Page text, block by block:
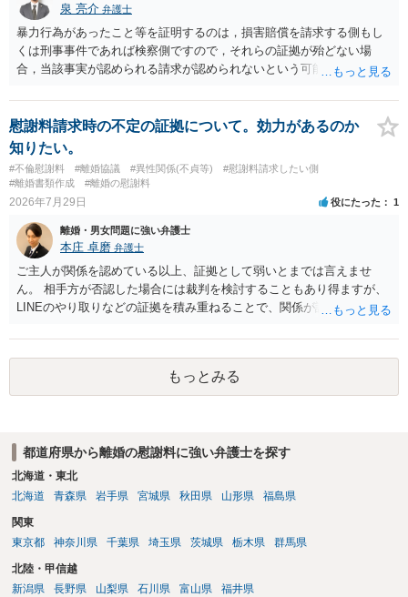
や費用などを踏まえて個別に検討することになります。公正証書の他
の条項において、養育費の終期についてどのように定められている
か、大学進学に関する定めの有無、「教育費」「進学費用」に関する
定めの有無等について確認する必要があると考えられます。
泉 亮介 弁護士
暴力行為があったこと等を証明するのは，損害賠償を請求する側もし
くは刑事事件であれば検察側ですので，それらの証拠が殆どない場
合，当該事実が認められる請求が認められないという可能性はあるで
慰謝料請求時の不定の証拠について。効力があるのか
知りたい。
#不倫慰謝料 #離婚協議 #異性関係(不貞等)
#慰謝料請求したい側
#離婚書類作成
#離婚の慰謝料
2026年7月29日 役にたった 1
離婚・男女問題に強い弁護士
本庄 卓磨 弁護士
ご主人が関係を認めている以上、証拠として弱いとまでは言えませ
ん。 相手方が否認した場合には裁判を検討することもあり得ますが、
LINEのやり取りなどの証拠を積み重ねることで、関係が認定される余
個別の事情によりますので、お早めに弁護士に相談されることをおす
すめします。
もっとみる
都道府県から離婚の慰謝料に強い弁護士を探す
北海道・東北
北海道
青森県 岩手県 宮城県 秋田県 山形県 福島県
関東
東京都
神奈川県 千葉県 埼玉県 茨城県 栃木県 群馬県
北陸・甲信越
新潟県
長野県 山梨県 石川県 富山県 福井県